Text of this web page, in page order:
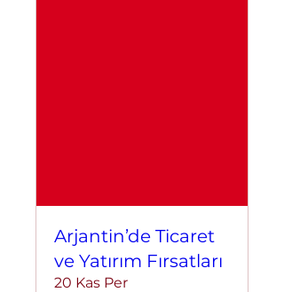
Arjantin’de Ticaret
ve Yatırım Fırsatları
20 Kas Per